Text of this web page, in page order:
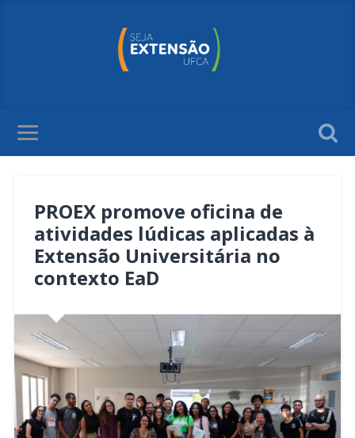
PROEX promove oficina de
atividades lúdicas aplicadas à
Extensão Universitária no
contexto EaD